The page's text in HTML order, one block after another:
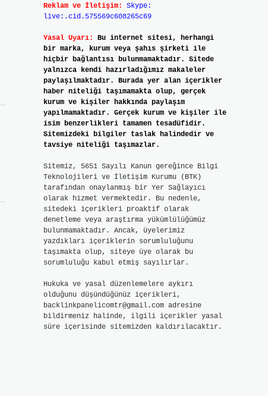
Reklam ve İletişim:
Skype:
live:.cid.575569c608265c69
Yasal Uyarı:
Bu internet sitesi, herhangi
bir marka, kurum veya şahıs şirketi ile
hiçbir bağlantısı bulunmamaktadır. Sitede
yalnızca kendi hazırladığımız makaleler
paylaşılmaktadır. Burada yer alan içerikler
haber niteliği taşımamakta olup, gerçek
kurum ve kişiler hakkında paylaşım
yapılmamaktadır. Gerçek kurum ve kişiler ile
isim benzerlikleri tamamen tesadüfidir.
Sitemizdeki bilgiler taslak halindedir ve
tavsiye niteliği taşımazlar.
Sitemiz, 5651 Sayılı Kanun gereğince Bilgi
Teknolojileri ve İletişim Kurumu (BTK)
tarafından onaylanmış bir Yer Sağlayıcı
olarak hizmet vermektedir. Bu nedenle,
sitedeki içerikleri proaktif olarak
denetleme veya araştırma yükümlülüğümüz
bulunmamaktadır. Ancak, üyelerimiz
yazdıkları içeriklerin sorumluluğunu
taşımakta olup, siteye üye olarak bu
sorumluluğu kabul etmiş sayılırlar.
Hukuka ve yasal düzenlemelere aykırı
olduğunu düşündüğünüz içerikleri,
backlinkpanelicomtr@gmail.comadresine
bildirmeniz halinde, ilgili içerikler yasal
süre içerisinde sitemizden kaldırılacaktır.